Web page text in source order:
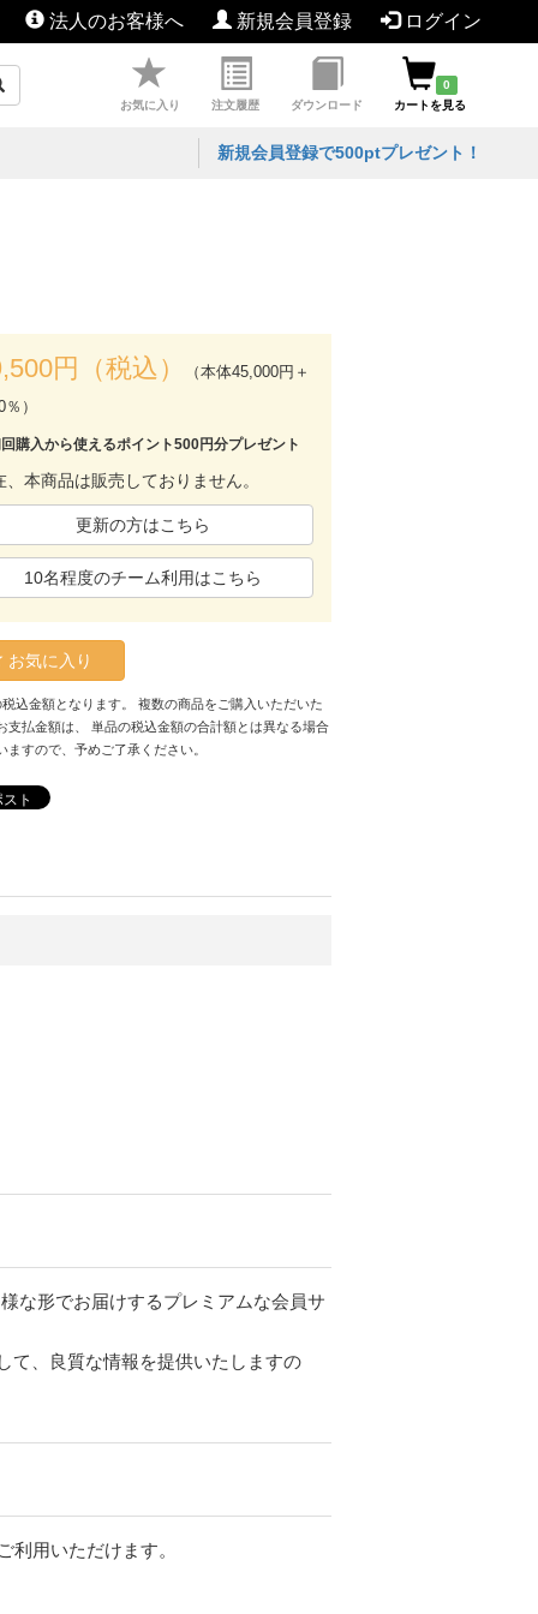
法人のお客様へ 新規会員登録 ログイン
お気に入り 注文履歴 ダウンロード
0
カートを見る
新規会員登録で500ptプレゼント！
円（税込）
（本体45,000円＋
）
購入から使えるポイント500円分プレゼント
、本商品は販売しておりません。
更新の方はこちら
10名程度のチーム利用はこちら
お気に入り
込金額となります。 複数の商品をご購入いただいた
支払金額は、 単品の税込金額の合計額とは異なる場合
ますので、予めご了承ください。
ト
な形でお届けするプレミアムな会員サ
て、良質な情報を提供いたしますの
利用いただけます。